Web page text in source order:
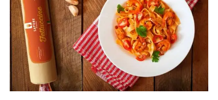
Food’Com
Food’Art
Food’Event
Food’Life